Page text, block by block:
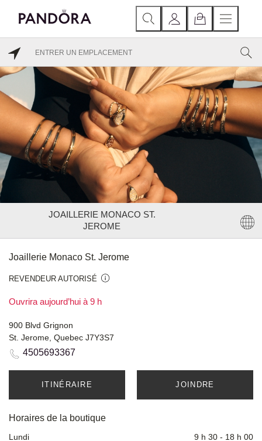
JOAILLERIE MONACO ST.
JEROME
Joaillerie Monaco St. Jerome
REVENDEUR AUTORISÉ
Ouvrira aujourd’hui à 9 h
900 Blvd Grignon
St. Jerome, Quebec J7Y3S7
4505693367
ITINÉRAIRE JOINDRE
Horaires de la boutique
Lundi 9 h 30 - 18 h 00